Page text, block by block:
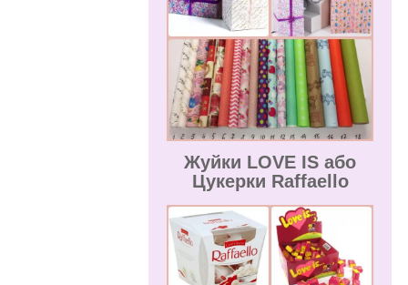
Жуйки LOVE IS або
Цукерки Raffaello